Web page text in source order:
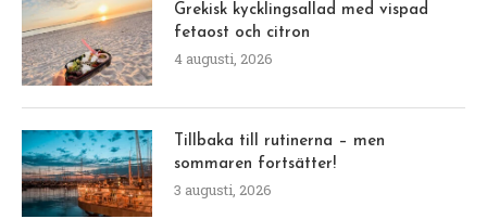
Grekisk kycklingsallad med vispad
fetaost och citron
4 augusti, 2026
Tillbaka till rutinerna – men
sommaren fortsätter!
3 augusti, 2026